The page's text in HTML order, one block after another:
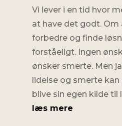
Vi lever i en tid hvor
at have det godt. Om
forbedre og finde
forståeligt. Ingen
ønsker smerte. Men
lidelse og smerte
blive sin egen kilde til
læs mere